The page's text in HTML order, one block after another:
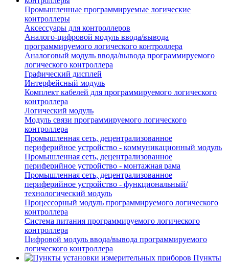
Промышленные программируемые логические
контроллеры
Аксессуары для контроллеров
Аналого-цифровой модуль ввода/вывода
программируемого логического контроллера
Аналоговый модуль ввода/вывода программируемого
логического контроллера
Графический дисплей
Интерфейсный модуль
Комплект кабелей для программируемого логического
контроллера
Логический модуль
Модуль связи программируемого логического
контроллера
Промышленная сеть, децентрализованное
периферийное устройство - коммуникационный модуль
Промышленная сеть, децентрализованное
периферийное устройство - монтажная рама
Промышленная сеть, децентрализованное
периферийное устройство - функциональный/
технологический модуль
Процессорный модуль программируемого логического
контроллера
Система питания программируемого логического
контроллера
Цифровой модуль ввода/вывода программируемого
логического контроллера
Пункты